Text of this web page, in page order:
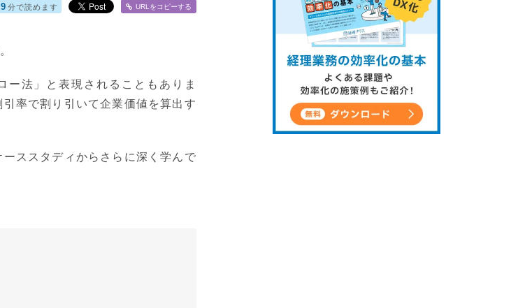
9 分で読めます URLをコピーする
法」と表現されることもありま
率で割り引いて企業価値を算出す
ススタディからさらに深く学んで